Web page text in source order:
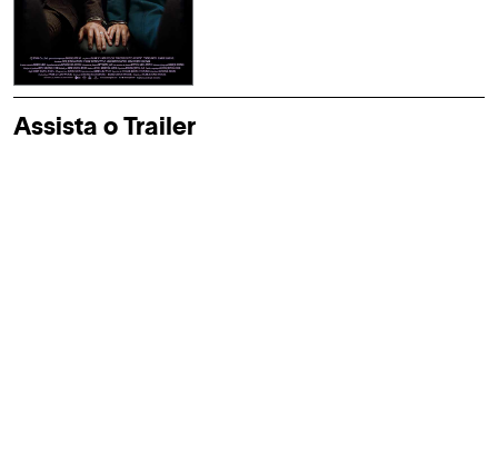
Assista o Trailer